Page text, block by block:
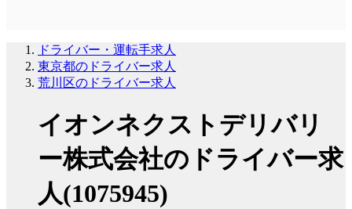
ドライバー・運転手求人
東京都のドライバー求人
荒川区のドライバー求人
イオンネクストデリバリ
ー株式会社のドライバー求
人(1075945)